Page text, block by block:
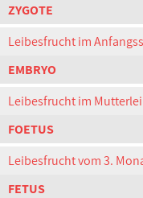
ZYGOTE
Leibesfrucht im
EMBRYO
Leibesfrucht im
FOETUS
Leibesfrucht vom 3.
FETUS